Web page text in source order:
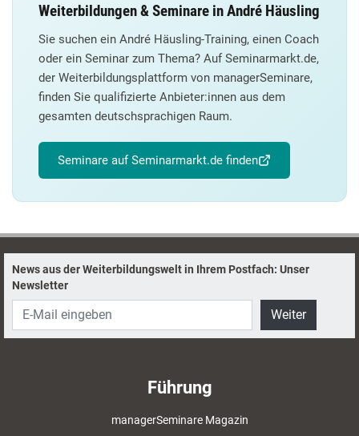
Weiterbildungen & Seminare in André Häusling
Sie suchen ein André Häusling-Training, einen Coach
oder ein Seminar zum Thema? Auf Seminarmarkt.de,
der Weiterbildungsplattform von managerSeminare,
finden Sie qualifizierte Anbieter:innen aus dem
gesamten deutschsprachigen Raum.
Seminare auf Seminarmarkt.de finden
News aus der Weiterbildungswelt in Ihrem Postfach: Unser
Newsletter
Weiter
Führung
managerSeminare Magazin